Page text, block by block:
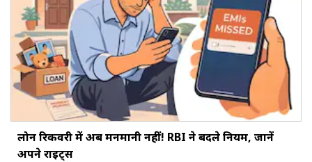
लोन रिकवरी में अब मनमानी नहीं! RBI ने बदले नियम, जानें
अपने राइट्स